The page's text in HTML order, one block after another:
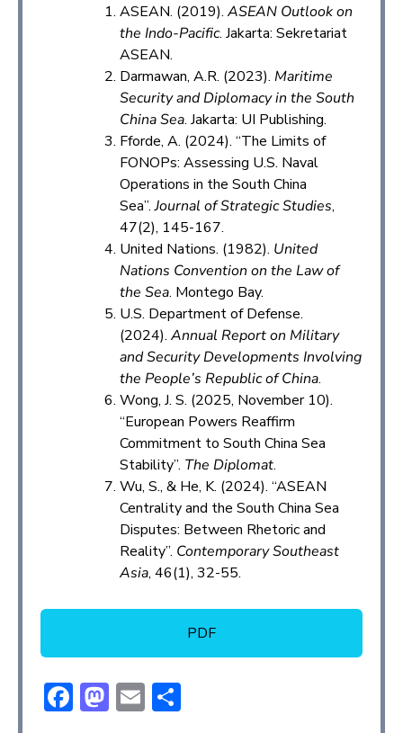
ASEAN. (2019). ASEAN Outlook on
the Indo-Pacific. Jakarta: Sekretariat
ASEAN.
Darmawan, A.R. (2023). Maritime
Security and Diplomacy in the South
China Sea. Jakarta: UI Publishing.
Fforde, A. (2024). “The Limits of
FONOPs: Assessing U.S. Naval
Operations in the South China
Sea”.Journal of Strategic Studies,
47(2), 145-167.
United Nations. (1982). United
Nations Convention on the Law of
the Sea. Montego Bay.
U.S. Department of Defense.
(2024). Annual Report on Military
and Security Developments Involving
the People’s Republic of China.
Wong, J. S. (2025, November 10).
“European Powers Reaffirm
Commitment to South China Sea
Stability”. The Diplomat.
Wu, S., & He, K. (2024). “ASEAN
Centrality and the South China Sea
Disputes: Between Rhetoric and
Reality”. Contemporary Southeast
Asia, 46(1), 32-55.
PDF
F M E